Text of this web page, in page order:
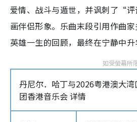
爱情、战斗与遁世，并讽刺了“
画伴侣形象。乐曲末段引用作曲
英雄一生的回顾，最终在宁静中升
丹尼尔．哈丁与2026粤港澳大
团香港音乐会 详情